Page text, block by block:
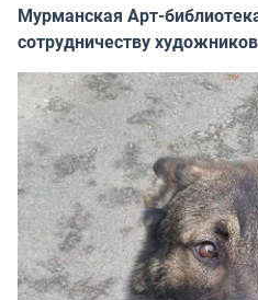
Мурманская Арт-
сотрудничеству